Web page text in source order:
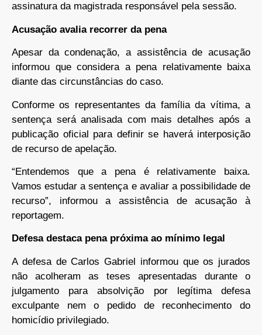
assinatura da magistrada responsável pela sessão.
Acusação avalia recorrer da pena
Apesar da condenação, a assistência de acusação
informou que considera a pena relativamente baixa
diante das circunstâncias do caso.
Conforme os representantes da família da vítima, a
sentença será analisada com mais detalhes após a
publicação oficial para definir se haverá interposição
de recurso de apelação.
“Entendemos que a pena é relativamente baixa.
Vamos estudar a sentença e avaliar a possibilidade de
recurso”, informou a assistência de acusação à
reportagem.
Defesa destaca pena próxima ao mínimo legal
A defesa de Carlos Gabriel informou que os jurados
não acolheram as teses apresentadas durante o
julgamento para absolvição por legítima defesa
exculpante nem o pedido de reconhecimento do
homicídio privilegiado.